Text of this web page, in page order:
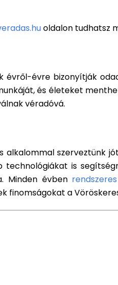
oldalon tudhatsz
évről-évre bizonyítják
és életeket
véradóvá.
szerveztünk
technológiákat is
Minden évben
finomságokat a